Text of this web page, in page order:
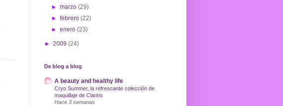
►marzo(29)
►febrero(22)
►enero(23)
► 2009 (24)
De blog a blog
A beauty and healthy life
Cryo Summer, la refrescante colección de
maquillaje de Clarins
Hace 3 semanas